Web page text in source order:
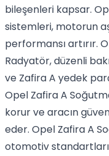
bileşenleri kapsar.
sistemleri, motorun
performansı artırır.
Radyatör, düzenli
ve Zafira A yedek
Opel Zafira A
korur ve aracın
eder. Opel Zafira A
otomotiv